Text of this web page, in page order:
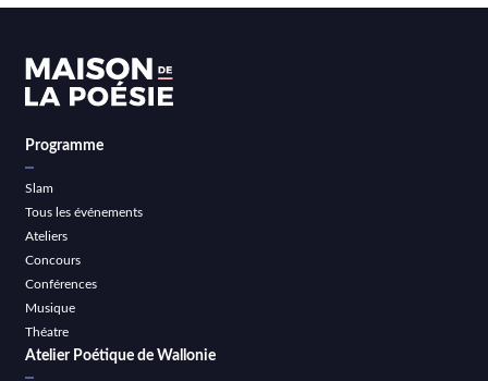
Programme
Slam
Tous les événements
Ateliers
Concours
Conférences
Musique
Théatre
Atelier Poétique de Wallonie